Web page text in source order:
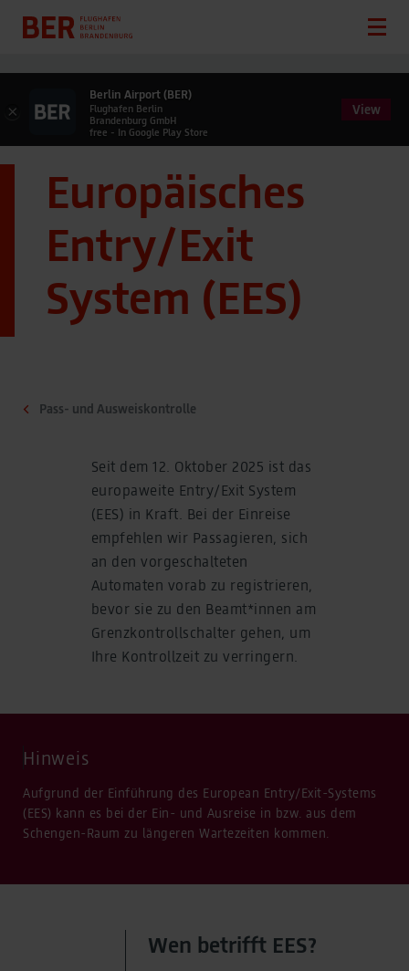
Europäisches
Entry/Exit
System (EES)
Pass- und Ausweiskontrolle
Seit dem 12. Oktober 2025 ist das
europaweite Entry/Exit System
(EES) in Kraft. Bei der Einreise
empfehlen wir Passagieren, sich
an den vorgeschalteten
Automaten vorab zu registrieren,
bevor sie zu den Beamt*innen am
Grenzkontrollschalter gehen, um
Ihre Kontrollzeit zu verringern.
Hinweis
Aufgrund der Einführung des European Entry/Exit-Systems
(EES) kann es bei der Ein- und Ausreise in bzw. aus dem
Schengen-Raum zu längeren Wartezeiten kommen.
Wen betrifft EES?
×
Berlin Airport (BER)
Flughafen Berlin
Brandenburg GmbH
free - In Google Play Store
View